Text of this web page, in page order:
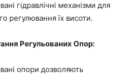
гідравлічні механізми для
регулювання їх висоти.
Регульованих Опор:
опори дозволяють